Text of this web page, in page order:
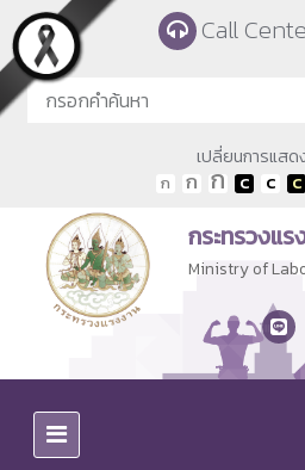
Skip to main content Call
เปลี่ยนการแสด
กระทรวงแร
Ministry of